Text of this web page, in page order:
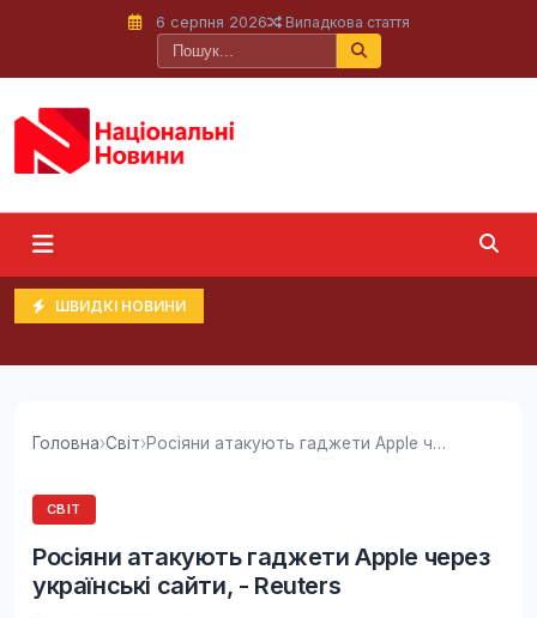
6 серпня 2026 Випадкова стаття
ШВИДКІ НОВИНИ
Головна›Світ› Росіяни атакують гаджети Apple через...
СВІТ
Росіяни атакують гаджети Apple через
українські сайти, - Reuters